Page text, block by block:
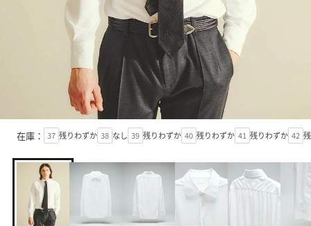
在庫： 37 残りわずか 38 なし 39 残りわずか 40 残りわずか 41 残りわずか 42